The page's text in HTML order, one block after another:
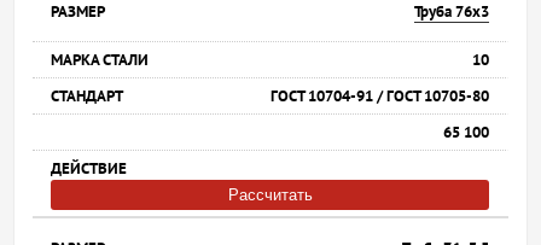
Труба 76х3
10
ГОСТ 10704-91 / ГОСТ 10705-80
65 100
Рассчитать